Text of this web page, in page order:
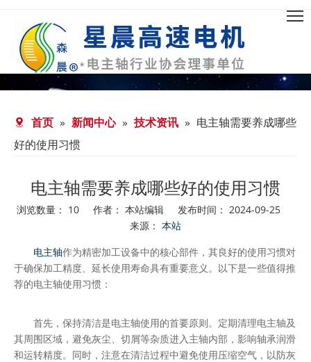
首页 » 新闻中心 » 技术资讯 » 电主轴需要养成哪些
好的使用习惯
电主轴需要养成哪些好的使用习惯
浏览数量： 10 作者： 本站编辑 发布时间： 2024-09-25
来源： 本站
电主轴作为精密加工设备中的核心部件，其良好的使用习惯对
于确保加工精度、延长使用寿命具有重要意义。以下是一些值得推
荐的电主轴使用习惯：
首先，保持清洁是电主轴使用的首要原则。定期清理电主轴及
其周围区域，避免灰尘、切屑等杂质进入主轴内部，影响轴承润滑
和运转精度。同时，注意在清洁过程中避免使用压缩空气，以防灰